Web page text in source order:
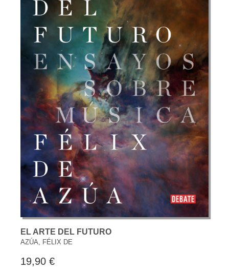
EL ARTE DEL FUTURO
AZÚA, FÉLIX DE
19,90 €